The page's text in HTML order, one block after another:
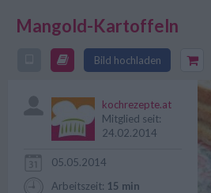
Mangold-Kartoffeln
Bild hochladen
kochrezepte.at
Mitglied seit:
24.02.2014
05.05.2014
Arbeitszeit: 15 min